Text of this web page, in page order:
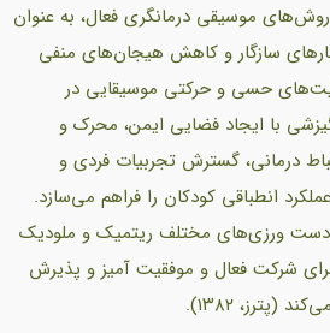
موسیقی درمانگری فعال، به عنوان
سازگار و کاهش هیجان‌های منفی
حسی و حرکتی موسیقایی در
با ایجاد فضایی ایمن، محرک و
درمانی، گسترش تجربیات فردی و
انطباقی کودکان را فراهم می‌سازد.
دست ورزی‌های مختلف ریتمیک و ملودیک
شرکت فعال و موفقیت آمیز و پذیرش
(پترز، ۱۳۸۲).